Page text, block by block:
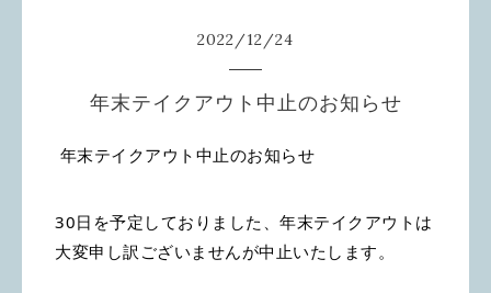
2022/12/24
年末テイクアウト中止のお知らせ
年末テイクアウト中止のお知らせ
30日を予定しておりました、年末テイクアウトは
大変申し訳ございませんが中止いたします。